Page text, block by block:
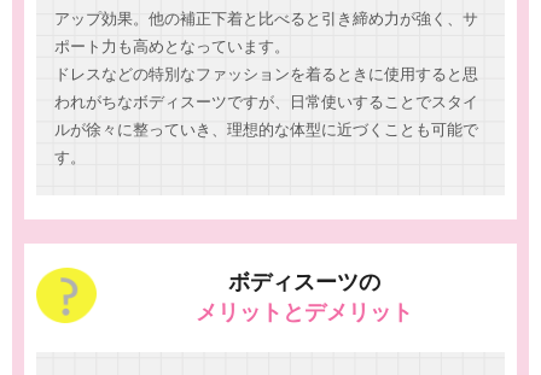
アップ効果。他の補正下着と比べると引き締め力が強く、サ
ポート力も高めとなっています。
ドレスなどの特別なファッションを着るときに使用すると思
われがちなボディスーツですが、日常使いすることでスタイ
ルが徐々に整っていき、理想的な体型に近づくことも可能で
す。
ボディスーツの
メリットとデメリット